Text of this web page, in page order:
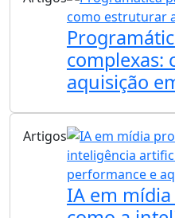
complexas:
aquisição
Artigos
IA em